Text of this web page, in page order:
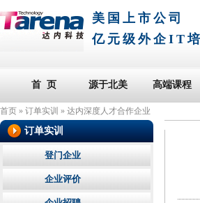
美国上市公司
亿元级外企IT
首 页 源于北美 高端课程
首页 » 订单实训 » 达内深度人才合作企业
订单实训
登门企业
企业评价